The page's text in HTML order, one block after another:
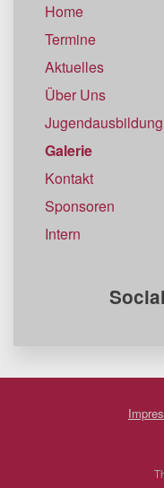
Home
Termine
Aktuelles
Über Uns
Jugendausbildung
Galerie
Kontakt
Sponsoren
Intern